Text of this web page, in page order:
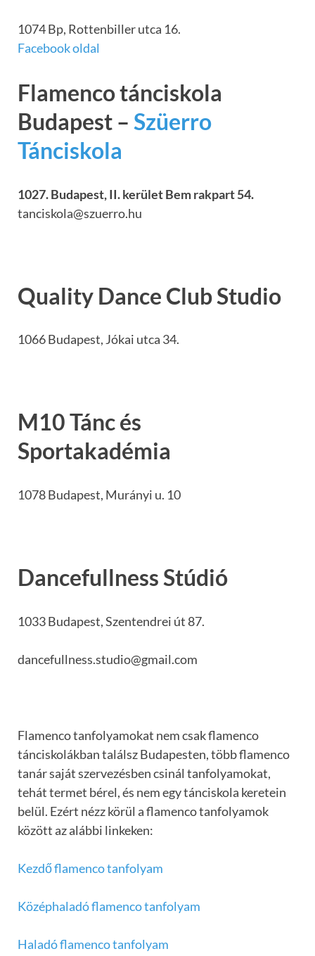
1074 Bp, Rottenbiller utca 16.
Facebook oldal
Flamenco tánciskola
Budapest – Szüerro
Tánciskola
1027. Budapest, II. kerület Bem rakpart 54.
tanciskola@szuerro.hu
Quality Dance Club Studio
1066 Budapest, Jókai utca 34.
M10 Tánc és
Sportakadémia
1078 Budapest, Murányi u. 10
Dancefullness Stúdió
1033 Budapest, Szentendrei út 87.
dancefullness.studio@gmail.com
Flamenco tanfolyamokat nem csak flamenco
tánciskolákban találsz Budapesten, több flamenco
tanár saját szervezésben csinál tanfolyamokat,
tehát termet bérel, és nem egy tánciskola keretein
belül. Ezért nézz körül a flamenco tanfolyamok
között az alábbi linkeken:
Kezdő flamenco tanfolyam
Középhaladó flamenco tanfolyam
Haladó flamenco tanfolyam